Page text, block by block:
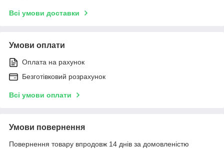
Всі умови доставки
Умови оплати
Оплата на рахунок
Безготівковий розрахунок
Всі умови оплати
Умови повернення
Повернення товару впродовж 14 днів за домовленістю